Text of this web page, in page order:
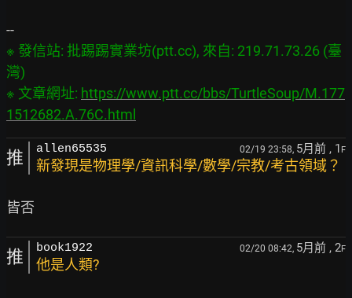
※ 發信站: 批踢踢實業坊(ptt.cc), 來自: 219.71.73.26 (臺
灣)
※ 文章網址: https://www.ptt.cc/bbs/TurtleSoup/M.177
1512682.A.76C.html
推 allen65535 02/19 23:58, 5月前 , 1 F
新發現是物理學/資訊科學/數學/宗教/考古領域？
推 book1922 02/20 08:42, 5月前 , 2F
他是人類?